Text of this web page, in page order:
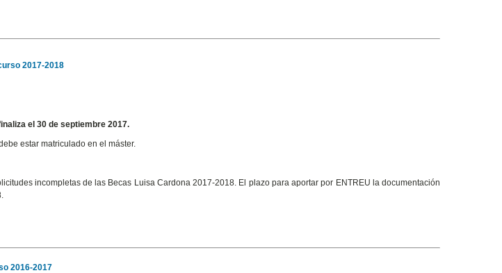
2017-2018
el 30 de septiembre 2017.
estar matriculado en el máster.
incompletas de las Becas Luisa Cardona 2017-2018. El plazo para aportar por ENTREU la documentación
2016-2017